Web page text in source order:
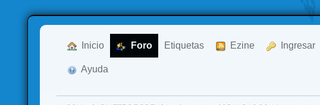
Inicio Foro Etiquetas Ezine Ingresar
Ayuda